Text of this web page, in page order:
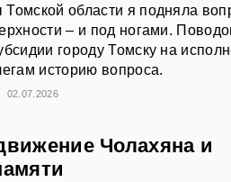
области я подняла
– и под ногами.
городу Томску на
историю вопроса.
02.07.2026
Чолахяна и